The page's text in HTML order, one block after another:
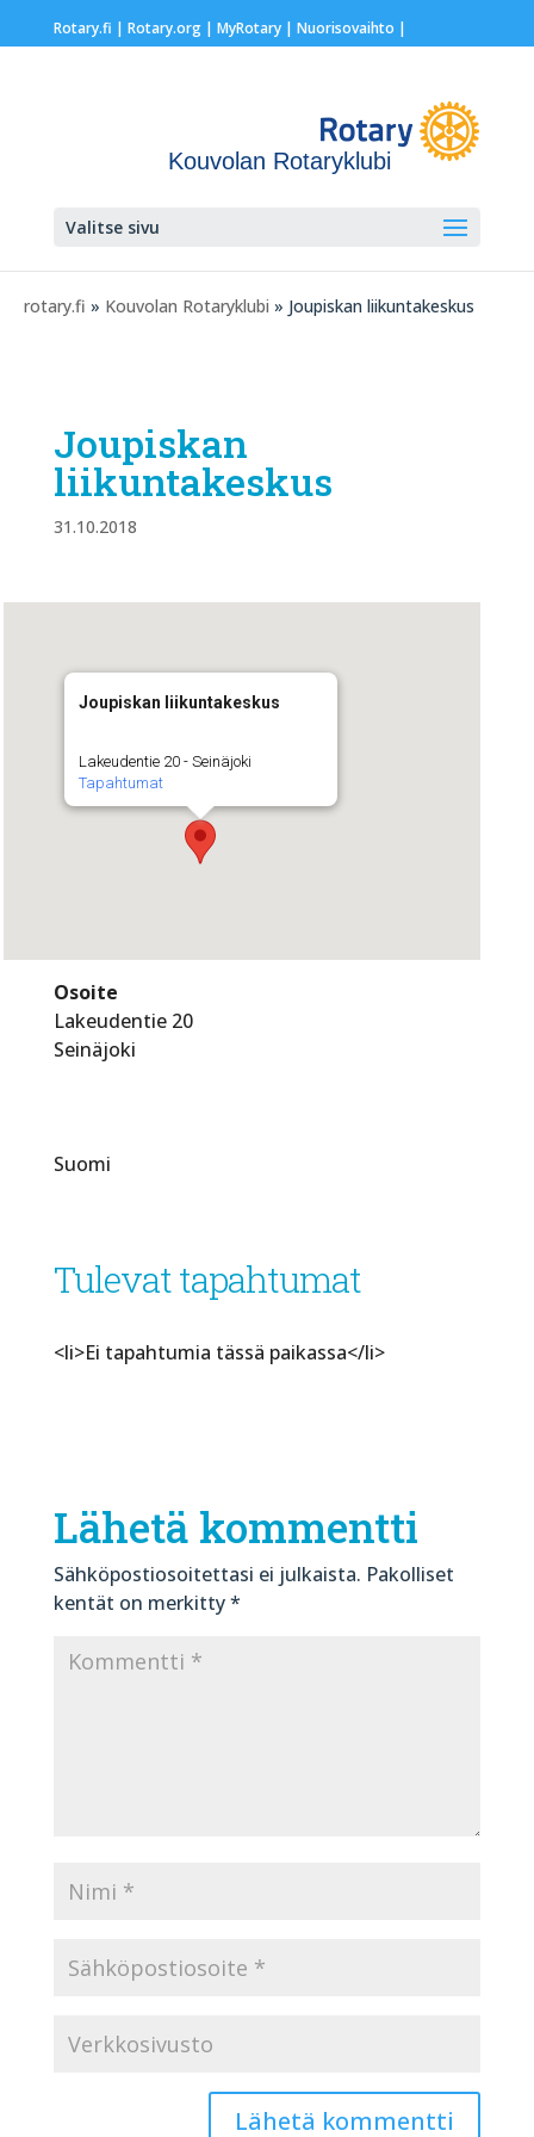
Rotary.fi | Rotary.org| MyRotary | Nuorisovaihto |
Kouvolan Rotaryklubi
Valitse sivu
rotary.fi » Kouvolan Rotaryklubi » Joupiskan liikuntakeskus
Joupiskan
liikuntakeskus
31.10.2018
Joupiskan liikuntakeskus
Lakeudentie 20 - Seinäjoki
Tapahtumat
Osoite
Lakeudentie 20
Seinäjoki
Suomi
Tulevat tapahtumat
<li>Ei tapahtumia tässä paikassa</li>
Lähetä kommentti
Sähköpostiosoitettasi ei julkaista. Pakolliset
kentät on merkitty*